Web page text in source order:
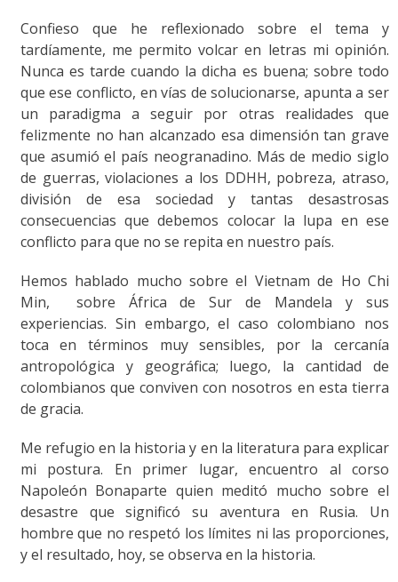
Confieso que he reflexionado sobre el tema y
tardíamente, me permito volcar en letras mi opinión.
Nunca es tarde cuando la dicha es buena; sobre todo
que ese conflicto, en vías de solucionarse, apunta a ser
un paradigma a seguir por otras realidades que
felizmente no han alcanzado esa dimensión tan grave
que asumió el país neogranadino. Más de medio siglo
de guerras, violaciones a los DDHH, pobreza, atraso,
división de esa sociedad y tantas desastrosas
consecuencias que debemos colocar la lupa en ese
conflicto para que no se repita en nuestro país.
Hemos hablado mucho sobre el Vietnam de Ho Chi
Min, sobre África de Sur de Mandela y sus
experiencias. Sin embargo, el caso colombiano nos
toca en términos muy sensibles, por la cercanía
antropológica y geográfica; luego, la cantidad de
colombianos que conviven con nosotros en esta tierra
de gracia.
Me refugio en la historia y en la literatura para explicar
mi postura. En primer lugar, encuentro al corso
Napoleón Bonaparte quien meditó mucho sobre el
desastre que significó su aventura en Rusia. Un
hombre que no respetó los límites ni las proporciones,
y el resultado, hoy, se observa en la historia.